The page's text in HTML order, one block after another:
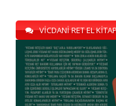
VİCDANİ RET EL